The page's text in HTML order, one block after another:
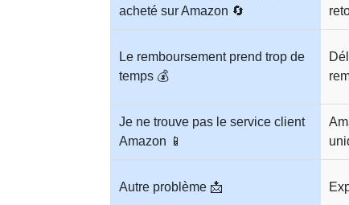
acheté sur Amazon 🔄
Le remboursement prend trop de
temps 💰
Je ne trouve pas le service client
Amazon 📱
Autre problème 📩